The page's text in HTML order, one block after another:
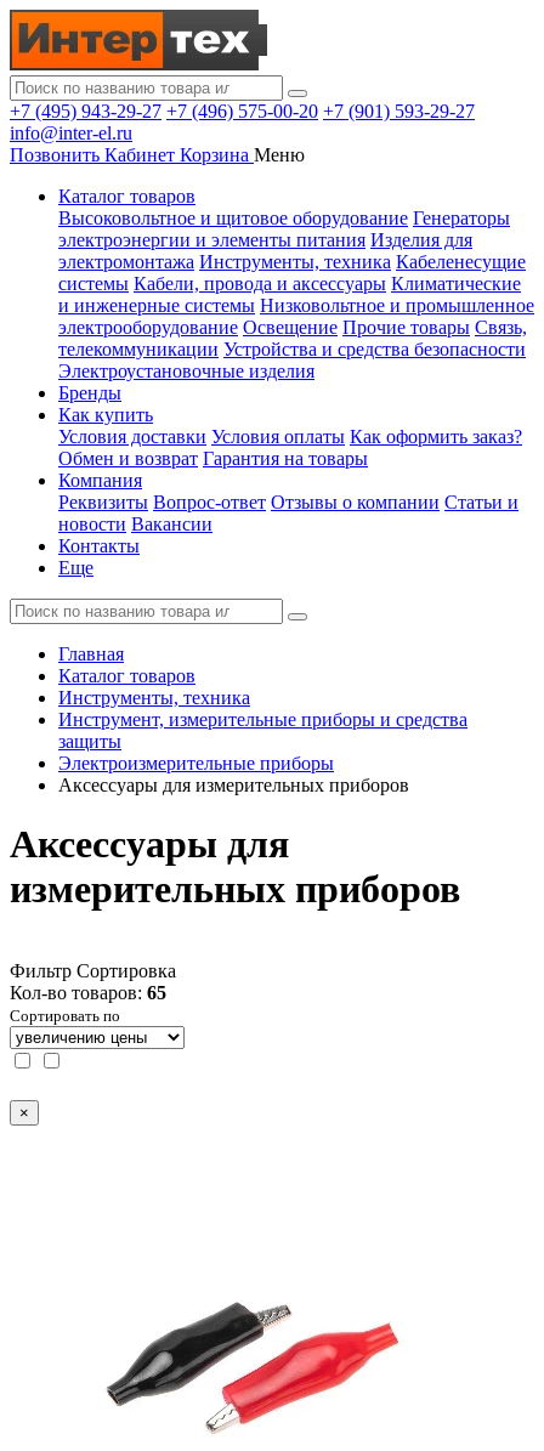
+7 (495) 943-29-27 +7 (496) 575-00-20 +7 (901) 593-29-27
info@inter-el.ru
Позвонить Кабинет Корзина Меню
Каталог товаров
Высоковольтное и щитовое оборудование Генераторы
электроэнергии и элементы питания Изделия для
электромонтажа Инструменты, техника Кабеленесущие
системы Кабели, провода и аксессуары Климатические
и инженерные системы Низковольтное и промышленное
электрооборудование Освещение Прочие товары Связь,
телекоммуникации Устройства и средства безопасности
Электроустановочные изделия
Бренды
Как купить
Условия доставки Условия оплаты Как оформить заказ?
Обмен и возврат Гарантия на товары
Компания
Реквизиты Вопрос-ответ Отзывы о компании Статьи и
новости Вакансии
Контакты
Еще
Главная
Каталог товаров
Инструменты, техника
Инструмент, измерительные приборы и средства
защиты
Электроизмерительные приборы
Аксессуары для измерительных приборов
Аксессуары для
измерительных приборов
Фильтр Сортировка
Кол-во товаров: 65
Сортировать по
×